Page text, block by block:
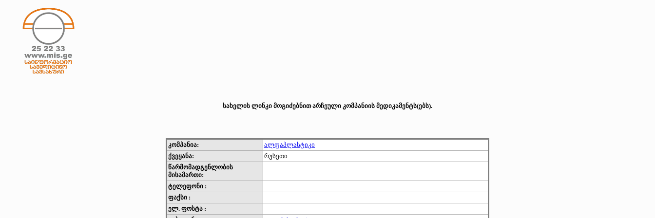
სახელის ლინკი მოგიძებნით არჩეული კომპანიის მედიკამენტს(ებს).
კომპანია:
ალფაპლასტიკი
ქვეყანა:
რუსეთი
წარმომადგენლობის
მისამართი:
ტელეფონი :
ფაქსი :
ელ. ფოსტა :